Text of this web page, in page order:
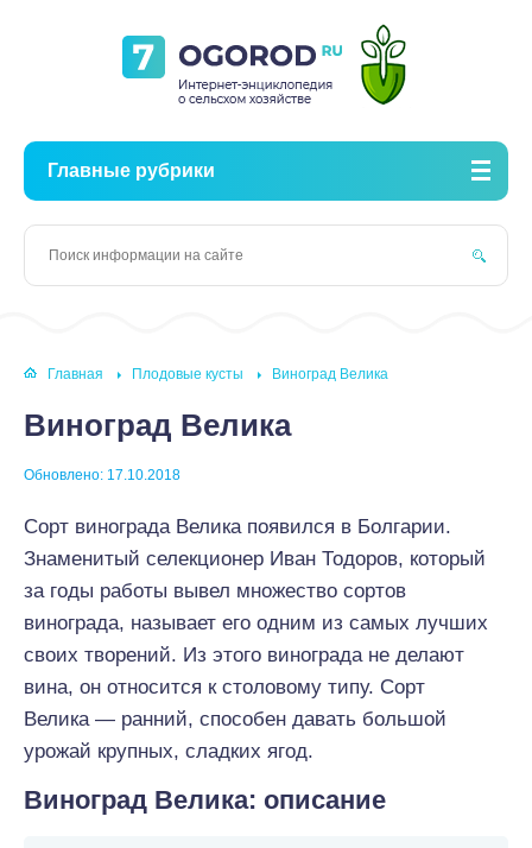
Главные рубрики
Главная Плодовые кусты Виноград Велика
Виноград Велика
Обновлено: 17.10.2018
Сорт винограда Велика появился в Болгарии.
Знаменитый селекционер Иван Тодоров, который
за годы работы вывел множество сортов
винограда, называет его одним из самых лучших
своих творений. Из этого винограда не делают
вина, он относится к столовому типу. Сорт
Велика — ранний, способен давать большой
урожай крупных, сладких ягод.
Виноград Велика: описание